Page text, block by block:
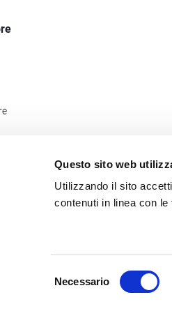
Questo sito web
Utilizzando il sito
contenuti in linea con le
Necessario